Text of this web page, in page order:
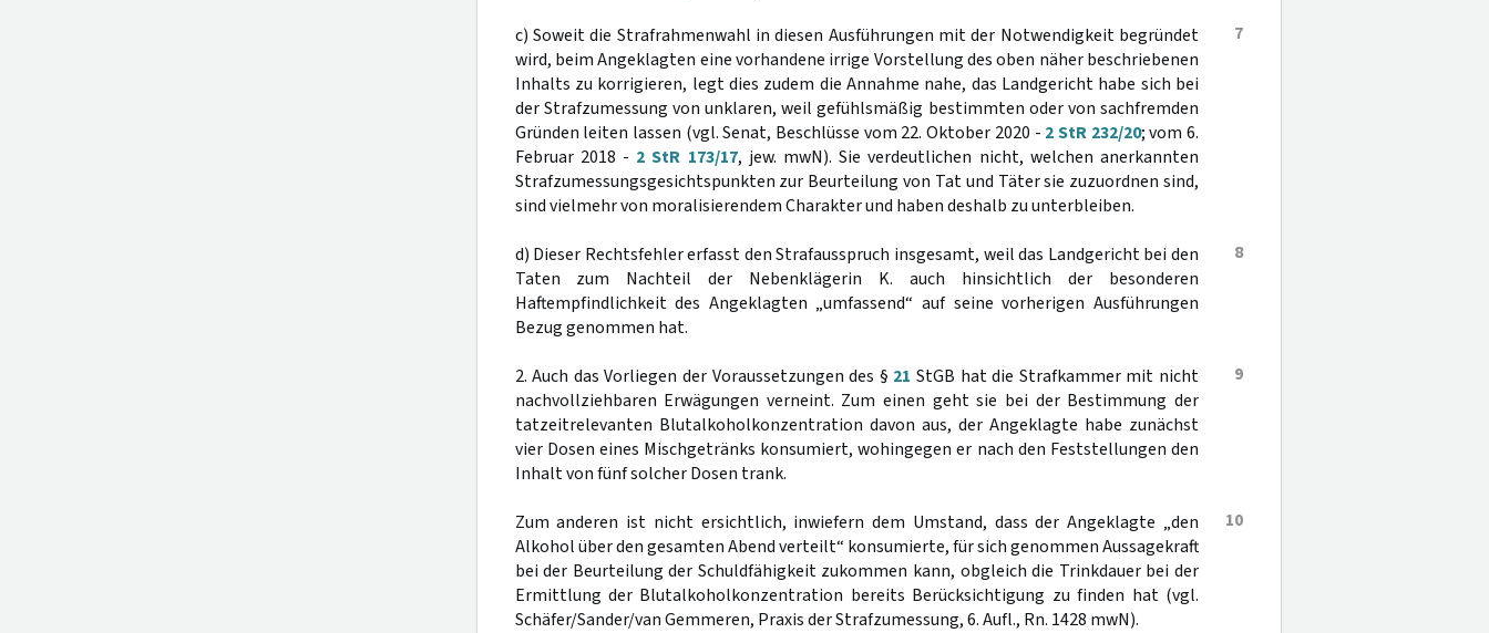
7
c) Soweit die Strafrahmenwahl in diesen Ausführungen mit der Notwendigkeit begründet
wird, beim Angeklagten eine vorhandene irrige Vorstellung des oben näher beschriebenen
Inhalts zu korrigieren, legt dies zudem die Annahme nahe, das Landgericht habe sich bei
der Strafzumessung von unklaren, weil gefühlsmäßig bestimmten oder von sachfremden
Gründen leiten lassen (vgl. Senat, Beschlüsse vom 22. Oktober 2020 - 2 StR 232/20; vom 6.
Februar 2018 - 2 StR 173/17, jew. mwN). Sie verdeutlichen nicht, welchen anerkannten
Strafzumessungsgesichtspunkten zur Beurteilung von Tat und Täter sie zuzuordnen sind,
sind vielmehr von moralisierendem Charakter und haben deshalb zu unterbleiben.
8
d) Dieser Rechtsfehler erfasst den Strafausspruch insgesamt, weil das Landgericht bei den
Taten zum Nachteil der Nebenklägerin K. auch hinsichtlich der besonderen
Haftempfindlichkeit des Angeklagten „umfassend“ auf seine vorherigen Ausführungen
Bezug genommen hat.
9
2. Auch das Vorliegen der Voraussetzungen des § 21 StGB hat die Strafkammer mit nicht
nachvollziehbaren Erwägungen verneint. Zum einen geht sie bei der Bestimmung der
tatzeitrelevanten Blutalkoholkonzentration davon aus, der Angeklagte habe zunächst
vier Dosen eines Mischgetränks konsumiert, wohingegen er nach den Feststellungen den
Inhalt von fünf solcher Dosen trank.
10
Zum anderen ist nicht ersichtlich, inwiefern dem Umstand, dass der Angeklagte „den
Alkohol über den gesamten Abend verteilt“ konsumierte, für sich genommen Aussagekraft
bei der Beurteilung der Schuldfähigkeit zukommen kann, obgleich die Trinkdauer bei der
Ermittlung der Blutalkoholkonzentration bereits Berücksichtigung zu finden hat (vgl.
Schäfer/Sander/van Gemmeren, Praxis der Strafzumessung, 6. Aufl., Rn. 1428 mwN).